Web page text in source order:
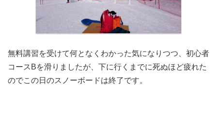
無料講習を受けて何となくわかった気になりつつ、初心者
コースBを滑りましたが、下に行くまでに死ぬほど疲れた
のでこの日のスノーボードは終了です。